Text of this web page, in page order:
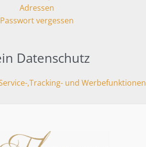
Adressen
Passwort vergessen
Datenschutz
,Tracking- und Werbefunktionen